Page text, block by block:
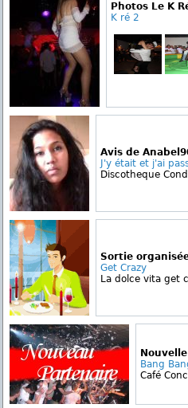
Photos Le K
K ré 2
Avis de
J'y était et j'ai
Discotheque
Sortie
Get Crazy
La dolce vita get
Bang
Café